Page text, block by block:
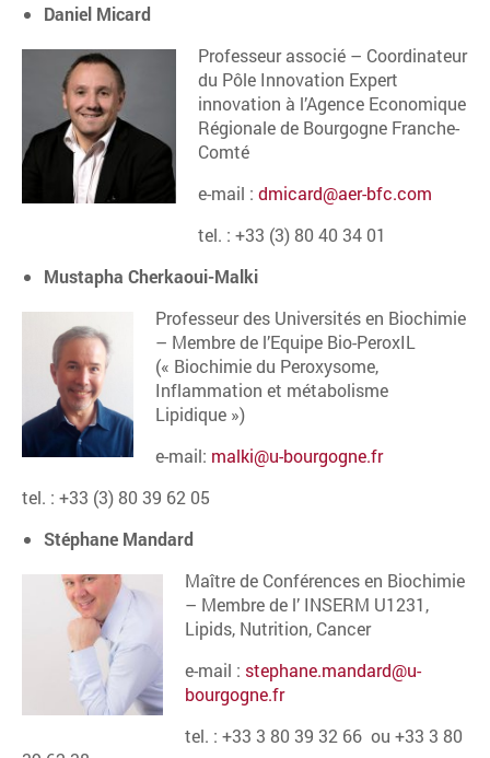
Daniel Micard
Professeur associé – Coordinateur
du Pôle Innovation Expert
innovation à l’Agence Economique
Régionale de Bourgogne Franche-
Comté
e-mail : dmicard@aer-bfc.com
tel. : +33 (3) 80 40 34 01
Mustapha Cherkaoui-Malki
Professeur des Universités en Biochimie
– Membre de l’Equipe Bio-PeroxIL
(« Biochimie du Peroxysome,
Inflammation et métabolisme
Lipidique »)
e-mail: malki@u-bourgogne.fr
tel. : +33 (3) 80 39 62 05
Stéphane Mandard
Maître de Conférences en Biochimie
– Membre de l’ INSERM U1231,
Lipids, Nutrition, Cancer
e-mail : stephane.mandard@u-
bourgogne.fr
tel. : +33 3 80 39 32 66 ou +33 3 80